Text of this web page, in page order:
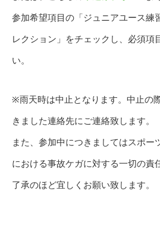
参加希望項目の「ジュニアユース練
レクション」をチェックし、必須項
い。
※雨天時は中止となります。中止の
きました連絡先にご連絡致します。
また、参加中につきましてはスポー
における事故ケガに対する一切の責
了承のほど宜しくお願い致します。